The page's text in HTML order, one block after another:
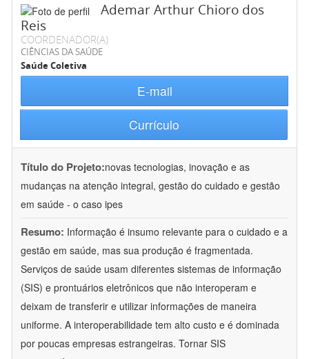
Ademar Arthur Chioro dos
Reis
COORDENADOR(A)
CIÊNCIAS DA SAÚDE
Saúde Coletiva
E-mail
Currículo
Título do Projeto:novas tecnologias, inovação e as
mudanças na atenção integral, gestão do cuidado e gestão
em saúde - o caso ipes
Resumo: Informação é insumo relevante para o cuidado e a
gestão em saúde, mas sua produção é fragmentada.
Serviços de saúde usam diferentes sistemas de informação
(SIS) e prontuários eletrônicos que não interoperam e
deixam de transferir e utilizar informações de maneira
uniforme. A interoperabilidade tem alto custo e é dominada
por poucas empresas estrangeiras. Tornar SIS